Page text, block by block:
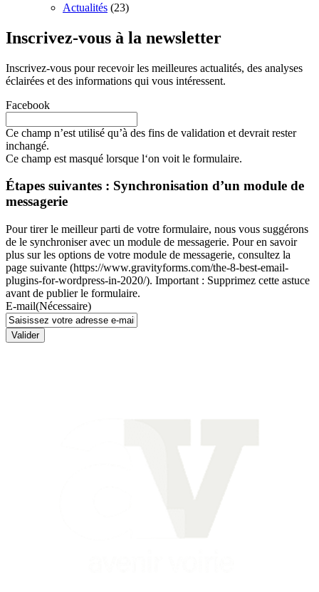
Actualités (23)
Inscrivez-vous à la newsletter
Inscrivez-vous pour recevoir les meilleures actualités, des analyses
éclairées et des informations qui vous intéressent.
Facebook
Ce champ n’est utilisé qu’à des fins de validation et devrait rester
inchangé.
Ce champ est masqué lorsque l‘on voit le formulaire.
Étapes suivantes : Synchronisation d’un module de
messagerie
Pour tirer le meilleur parti de votre formulaire, nous vous suggérons
de le synchroniser avec un module de messagerie. Pour en savoir
plus sur les options de votre module de messagerie, consultez la
page suivante (https://www.gravityforms.com/the-8-best-email-
plugins-for-wordpress-in-2020/). Important : Supprimez cette astuce
avant de publier le formulaire.
E-mail(Nécessaire)
Valider